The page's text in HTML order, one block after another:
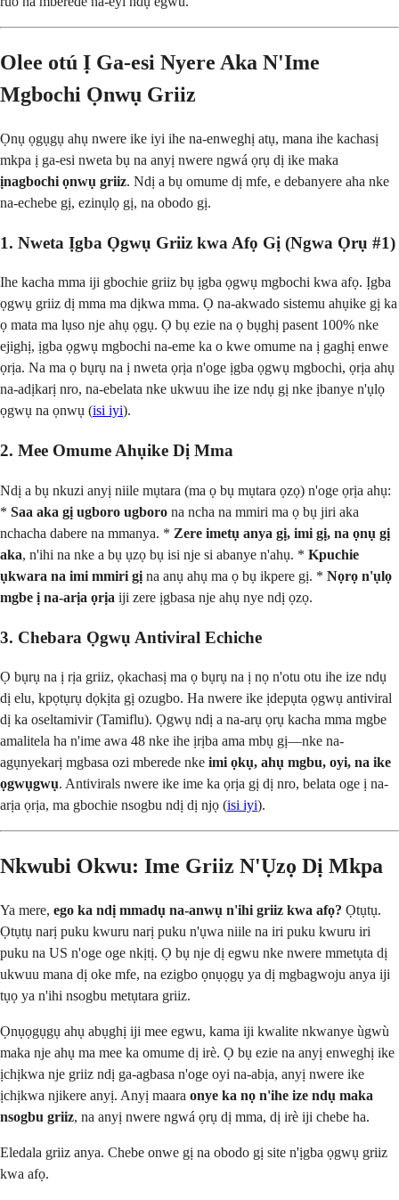
Olee otú Ị Ga-esi Nyere Aka N'Ime
Mgbochi Ọnwụ Griiz
Ọnụ ọgụgụ ahụ nwere ike iyi ihe na-enweghị atụ, mana ihe kachasị
mkpa ị ga-esi nweta bụ na anyị nwere ngwá ọrụ dị ike maka
ịnagbochi ọnwụ griiz. Ndị a bụ omume dị mfe, e debanyere aha nke
na-echebe gị, ezinụlọ gị, na obodo gị.
1. Nweta Ịgba Ọgwụ Griiz kwa Afọ Gị (Ngwa Ọrụ #1)
Ihe kacha mma iji gbochie griiz bụ ịgba ọgwụ mgbochi kwa afọ. Ịgba
ọgwụ griiz dị mma ma dịkwa mma. Ọ na-akwado sistemu ahụike gị ka
ọ mata ma lụso nje ahụ ọgụ. Ọ bụ ezie na ọ bụghị pasent 100% nke
ejighị, ịgba ọgwụ mgbochi na-eme ka o kwe omume na ị gaghị enwe
ọrịa. Na ma ọ bụrụ na ị nweta ọrịa n'oge ịgba ọgwụ mgbochi, ọrịa ahụ
na-adịkarị nro, na-ebelata nke ukwuu ihe ize ndụ gị nke ịbanye n'ụlọ
ọgwụ na ọnwụ (isi iyi).
2. Mee Omume Ahụike Dị Mma
Ndị a bụ nkuzi anyị niile mụtara (ma ọ bụ mụtara ọzọ) n'oge ọrịa ahụ:
* Saa aka gị ugboro ugboro na ncha na mmiri ma ọ bụ jiri aka
nchacha dabere na mmanya. * Zere imetụ anya gị, imi gị, na ọnụ gị
aka, n'ihi na nke a bụ ụzọ bụ isi nje si abanye n'ahụ. * Kpuchie
ụkwara na imi mmiri gị na anụ ahụ ma ọ bụ ikpere gị. * Nọrọ n'ụlọ
mgbe ị na-arịa ọrịa iji zere ịgbasa nje ahụ nye ndị ọzọ.
3. Chebara Ọgwụ Antiviral Echiche
Ọ bụrụ na ị rịa griiz, ọkachasị ma ọ bụrụ na ị nọ n'otu otu ihe ize ndụ
dị elu, kpọtụrụ dọkịta gị ozugbo. Ha nwere ike ịdepụta ọgwụ antiviral
dị ka oseltamivir (Tamiflu). Ọgwụ ndị a na-arụ ọrụ kacha mma mgbe
amalitela ha n'ime awa 48 nke ihe ịrịba ama mbụ gị—nke na-
agụnyekarị mgbasa ozi mberede nke imi ọkụ, ahụ mgbu, oyi, na ike
ọgwụgwụ. Antivirals nwere ike ime ka ọrịa gị dị nro, belata oge ị na-
arịa ọrịa, ma gbochie nsogbu ndị dị njọ (isi iyi).
Nkwubi Okwu: Ime Griiz N'Ụzọ Dị Mkpa
Ya mere, ego ka ndị mmadụ na-anwụ n'ihi griiz kwa afọ? Ọtụtụ.
Ọtụtụ narị puku kwuru narị puku n'ụwa niile na iri puku kwuru iri
puku na US n'oge oge nkịtị. Ọ bụ nje dị egwu nke nwere mmetụta dị
ukwuu mana dị oke mfe, na ezigbo ọnụọgụ ya dị mgbagwoju anya iji
tụọ ya n'ihi nsogbu metụtara griiz.
Ọnụọgụgụ ahụ abụghị iji mee egwu, kama iji kwalite nkwanye ùgwù
maka nje ahụ ma mee ka omume dị irè. Ọ bụ ezie na anyị enweghị ike
ịchịkwa nje griiz ndị ga-agbasa n'oge oyi na-abịa, anyị nwere ike
ịchịkwa njikere anyị. Anyị maara onye ka nọ n'ihe ize ndụ maka
nsogbu griiz, na anyị nwere ngwá ọrụ dị mma, dị irè iji chebe ha.
Eledala griiz anya. Chebe onwe gị na obodo gị site n'ịgba ọgwụ griiz
kwa afọ.